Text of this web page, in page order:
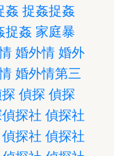
姦 捉姦捉姦
捉姦 家庭暴
婚外情 婚外
婚外情第三
偵探 偵探
偵探社 偵探社
偵探社 偵探社